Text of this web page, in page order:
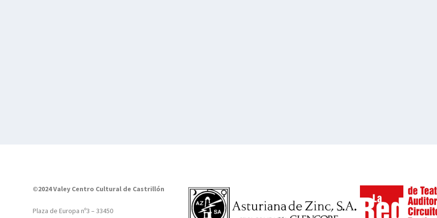
©2024 Valey Centro Cultural de Castrillón
Plaza de Europa nº3 – 33450